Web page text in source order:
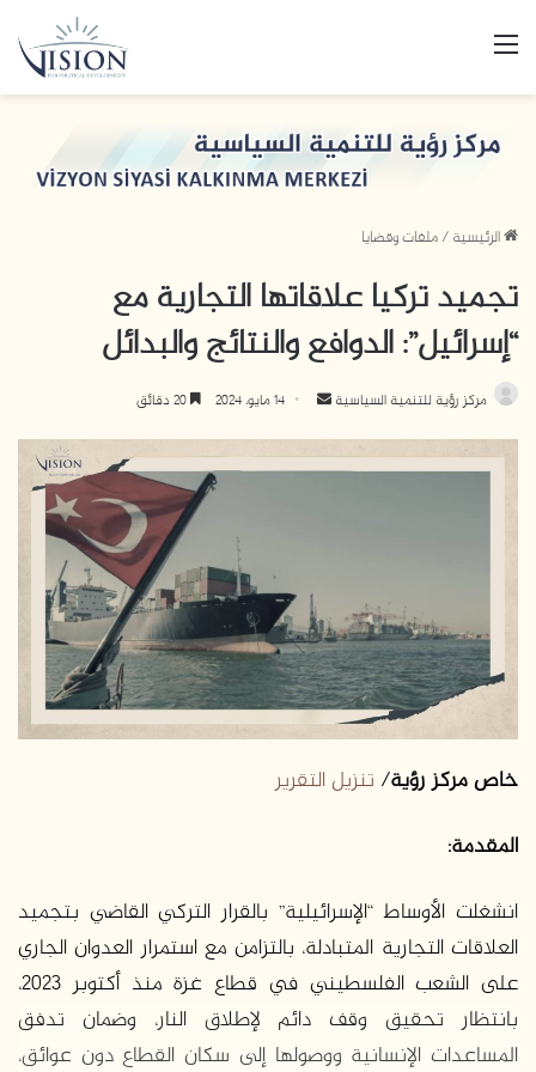
القائمة
الرئيسية/ملفات وقضايا
تجميد تركيا علاقاتها التجارية مع
“إسرائيل”: الدوافع والنتائج والبدائل
مركز رؤية للتنمية السياسية
أرسل
إلكترونيا
14 مايو، 2024
خاص مركز رؤية/ تنزيل التقرير
المقدمة:
انشغلت الأوساط “الإسرائيلية” بالقرار التركي القاضي بتجميد
العلاقات التجارية المتبادلة، بالتزامن مع استمرار العدوان الجاري
على الشعب الفلسطيني في قطاع غزة منذ أكتوبر 2023،
بانتظار تحقيق وقف دائم لإطلاق النار، وضمان تدفق
المساعدات الإنسانية ووصولها إلى سكان القطاع دون عوائق،